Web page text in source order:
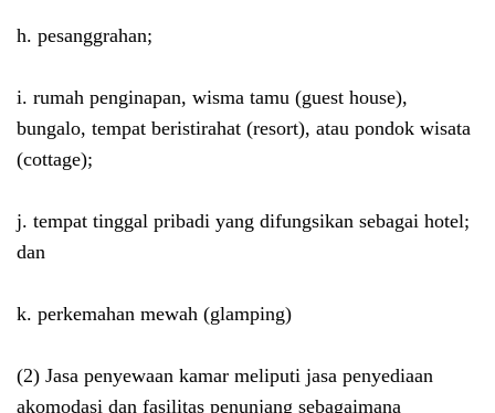
h. pesanggrahan;
i. rumah penginapan, wisma tamu (guest house),
bungalo, tempat beristirahat (resort), atau pondok wisata
(cottage);
j. tempat tinggal pribadi yang difungsikan sebagai hotel;
dan
k. perkemahan mewah (glamping)
(2) Jasa penyewaan kamar meliputi jasa penyediaan
akomodasi dan fasilitas penunjang sebagaimana